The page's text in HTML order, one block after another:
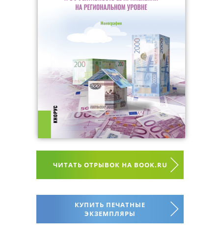
ЧИТАТЬ ОТРЫВОК НА BOOK.RU
КУПИТЬ ПЕЧАТНЫЕ
ЭКЗЕМПЛЯРЫ